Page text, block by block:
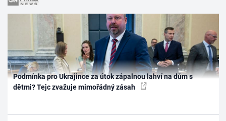
Podmínka pro Ukrajince za útok zápalnou lahví na dům s
dětmi? Tejc zvažuje mimořádný zásah